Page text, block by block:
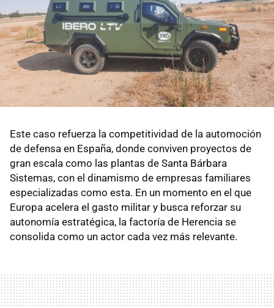
Este caso refuerza la competitividad de la automoción
de defensa en España, donde conviven proyectos de
gran escala como las plantas de Santa Bárbara
Sistemas, con el dinamismo de empresas familiares
especializadas como esta. En un momento en el que
Europa acelera el gasto militar y busca reforzar su
autonomía estratégica, la factoría de Herencia se
consolida como un actor cada vez más relevante.